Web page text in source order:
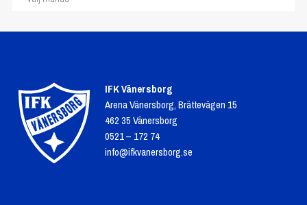
IFK Vänersborg
Arena Vänersborg, Brättevägen 15
462 35 Vänersborg
0521 – 172 74
info@ifkvanersborg.se